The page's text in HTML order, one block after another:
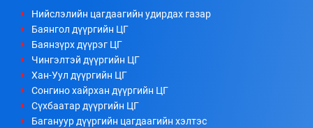
Нийслэлийн цагдаагийн удирдах газар
Баянгол дүүргийн ЦГ
Баянзүрх дүүрэг ЦГ
Чингэлтэй дүүргийн ЦГ
Хан-Уул дүүргийн ЦГ
Сонгино хайрхан дүүргийн ЦГ
Сүхбаатар дүүргийн ЦГ
Багануур дүүргийн цагдаагийн хэлтэс